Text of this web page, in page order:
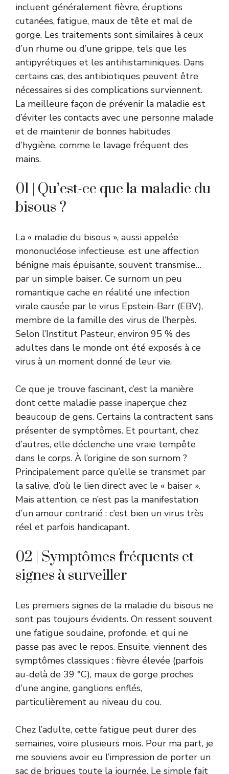
incluent généralement fièvre, éruptions
cutanées, fatigue, maux de tête et mal de
gorge. Les traitements sont similaires à ceux
d’un rhume ou d’une grippe, tels que les
antipyrétiques et les antihistaminiques. Dans
certains cas, des antibiotiques peuvent être
nécessaires si des complications surviennent.
La meilleure façon de prévenir la maladie est
d’éviter les contacts avec une personne malade
et de maintenir de bonnes habitudes
d’hygiène, comme le lavage fréquent des
mains.
01 | Qu’est-ce que la maladie du
bisous ?
La « maladie du bisous », aussi appelée
mononucléose infectieuse, est une affection
bénigne mais épuisante, souvent transmise…
par un simple baiser. Ce surnom un peu
romantique cache en réalité une infection
virale causée par le virus Epstein-Barr (EBV),
membre de la famille des virus de l’herpès.
Selon l’Institut Pasteur, environ 95 % des
adultes dans le monde ont été exposés à ce
virus à un moment donné de leur vie.
Ce que je trouve fascinant, c’est la manière
dont cette maladie passe inaperçue chez
beaucoup de gens. Certains la contractent sans
présenter de symptômes. Et pourtant, chez
d’autres, elle déclenche une vraie tempête
dans le corps. À l’origine de son surnom ?
Principalement parce qu’elle se transmet par
la salive, d’où le lien direct avec le « baiser ».
Mais attention, ce n’est pas la manifestation
d’un amour contrarié : c’est bien un virus très
réel et parfois handicapant.
02 | Symptômes fréquents et
signes à surveiller
Les premiers signes de la maladie du bisous ne
sont pas toujours évidents. On ressent souvent
une fatigue soudaine, profonde, et qui ne
passe pas avec le repos. Ensuite, viennent des
symptômes classiques : fièvre élevée (parfois
au-delà de 39 °C), maux de gorge proches
d’une angine, ganglions enflés,
particulièrement au niveau du cou.
Chez l’adulte, cette fatigue peut durer des
semaines, voire plusieurs mois. Pour ma part, je
me souviens avoir eu l’impression de porter un
sac de briques toute la journée. Le simple fait